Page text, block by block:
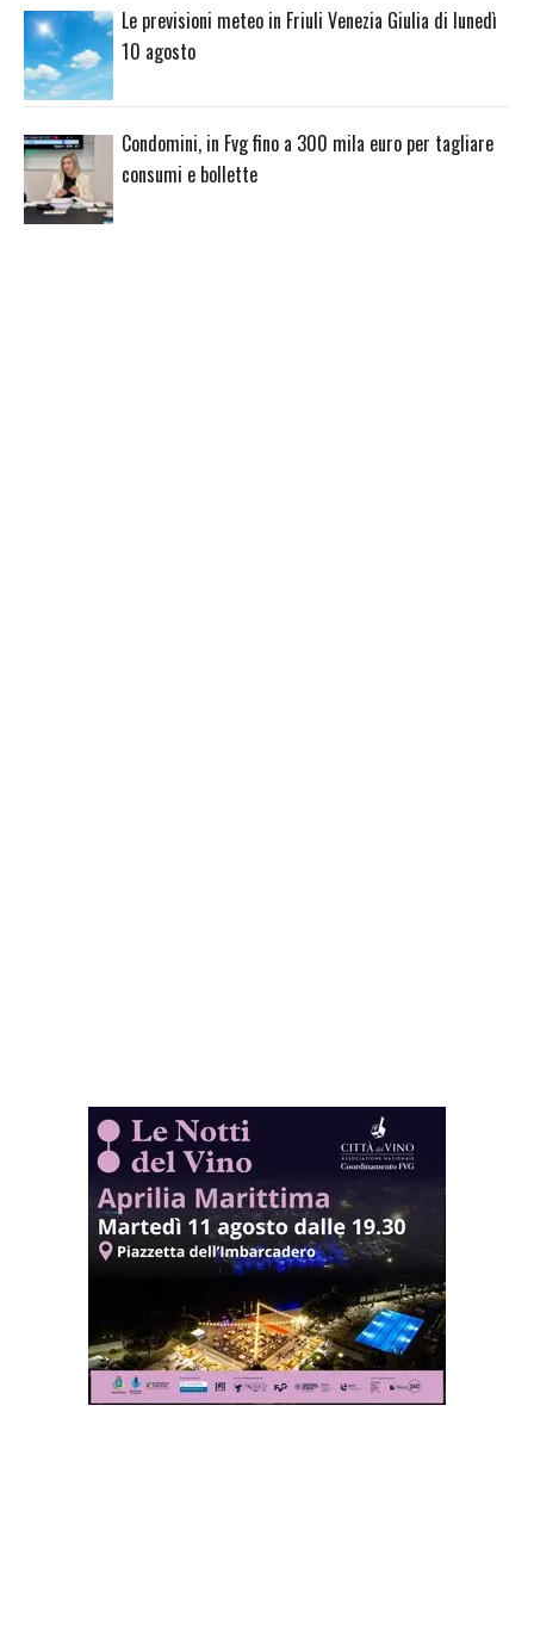
Le previsioni meteo in Friuli Venezia Giulia di lunedì
10 agosto
Condomini, in Fvg fino a 300 mila euro per tagliare
consumi e bollette